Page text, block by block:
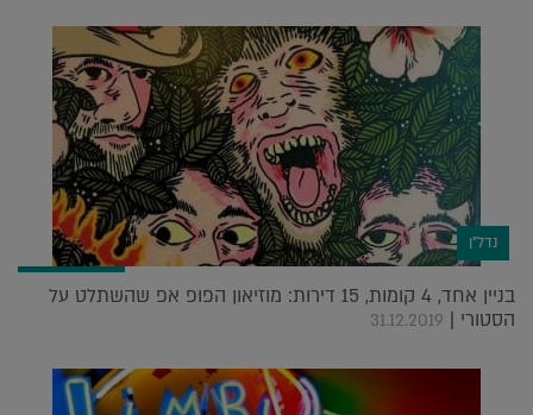
נדל"ן
בניין אחד, 4 קומות, 15 דירות: מוזיאון הפופ אפ שהשתלט על
הסטורי | 31.12.2019